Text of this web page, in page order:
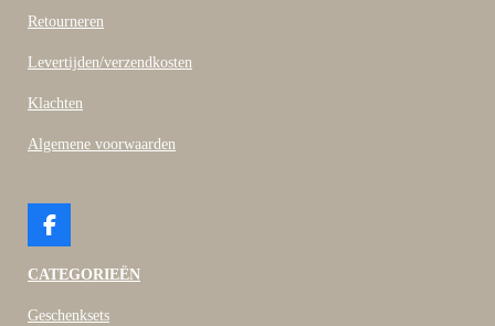
Retourneren
Levertijden/verzendkosten
Klachten
Algemene voorwaarden
F
c
b
CATEGORIEËN
Geschenksets